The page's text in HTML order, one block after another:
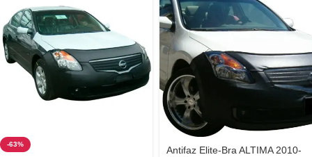
-63%
Antifaz Elite-Bra ALTIMA 2010-